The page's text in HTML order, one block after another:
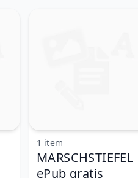
MARSCHSTIEFEL
ePub gratis
1 item